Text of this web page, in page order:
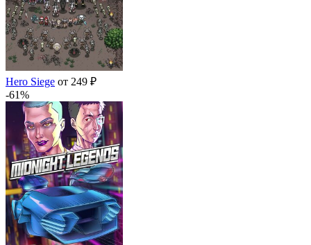
Hero Siege от 249 ₽
-61%